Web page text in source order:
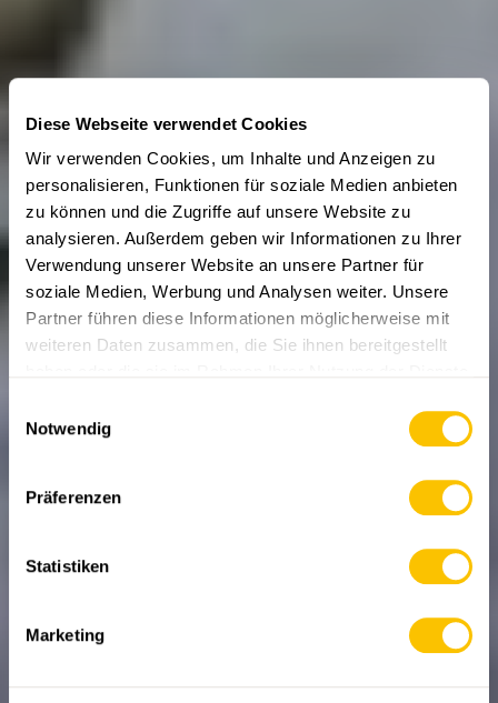
Diese Webseite verwendet Cookies
Wir verwenden Cookies, um Inhalte und Anzeigen zu
personalisieren, Funktionen für soziale Medien anbieten
zu können und die Zugriffe auf unsere Website zu
analysieren. Außerdem geben wir Informationen zu Ihrer
Verwendung unserer Website an unsere Partner für
soziale Medien, Werbung und Analysen weiter. Unsere
Partner führen diese Informationen möglicherweise mit
weiteren Daten zusammen, die Sie ihnen bereitgestellt
Notwendig
Präferenzen
Statistiken
Marketing
für Stadt und Berge»